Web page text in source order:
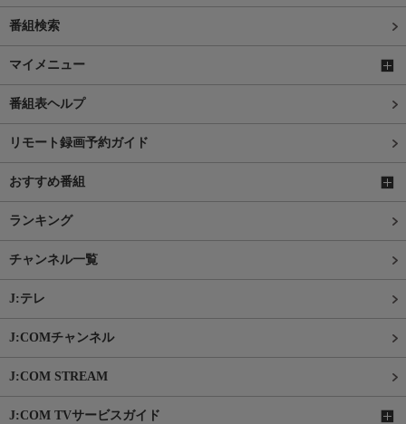
番組検索
マイメニュー
番組表ヘルプ
リモート録画予約ガイド
おすすめ番組
ランキング
チャンネル一覧
J:テレ
J:COMチャンネル
J:COM STREAM
J:COM TVサービスガイド